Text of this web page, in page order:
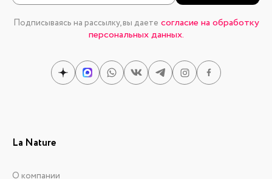
Подписываясь на рассылку, вы даете согласие на обработку
персональных данных.
La Nature
О компании